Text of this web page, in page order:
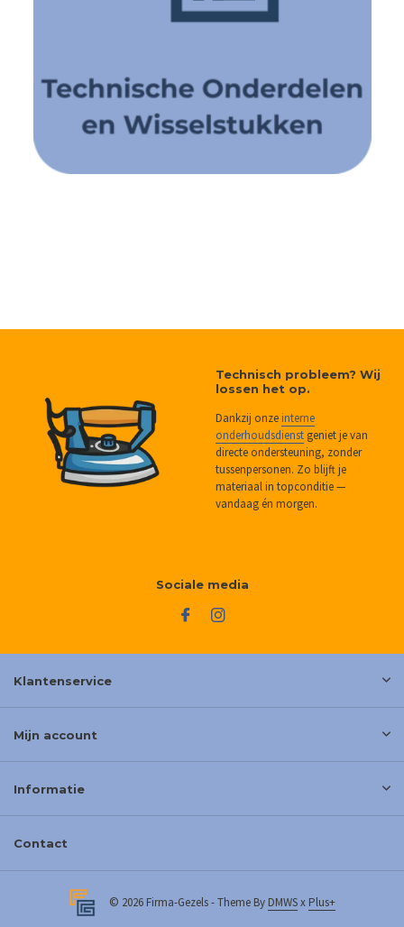
Technisch probleem? Wij
lossen het op.
Dankzij onzeinterne
onderhoudsdienst geniet je van
directe ondersteuning, zonder
tussenpersonen. Zo blijft je
materiaal in topconditie —
vandaag én morgen.
Sociale media
Klantenservice
Mijn account
Informatie
Contact
© 2026 Firma-Gezels - Theme By DMWSx Plus+